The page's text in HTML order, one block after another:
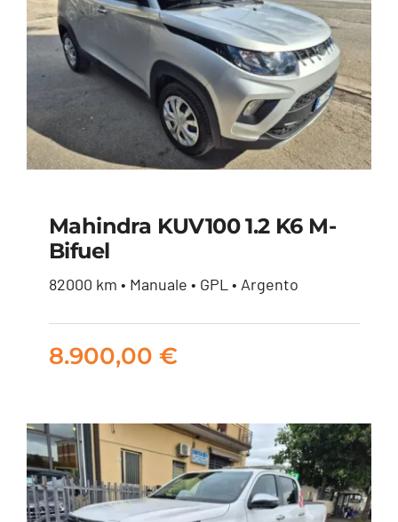
Mahindra KUV100 1.2
8.900,00
Mahindra KUV100 1.2 K6 M-
Bifuel
82000 km • Manuale • GPL • Argento
8.900,00 €